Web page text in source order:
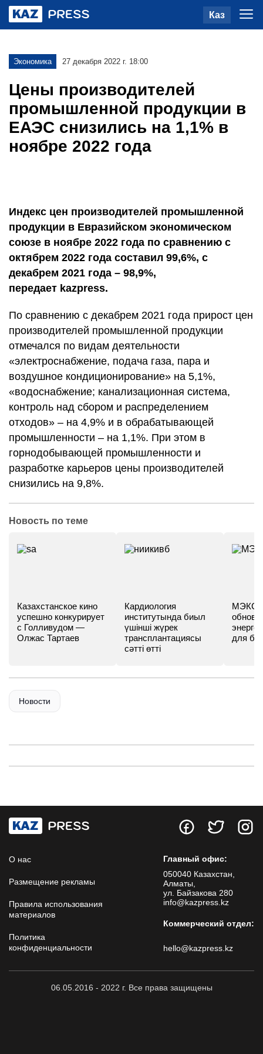
Каз
Экономика 27 декабря 2022 г. 18:00
Цены производителей
промышленной продукции в
ЕАЭС снизились на 1,1% в
ноябре 2022 года
Индекс цен производителей промышленной
продукции в Евразийском экономическом
союзе в ноябре 2022 года по сравнению с
октябрем 2022 года составил 99,6%, с
декабрем 2021 года – 98,9%,
передает kazpress.
По сравнению с декабрем 2021 года прирост цен
производителей промышленной продукции
отмечался по видам деятельности
«электроснабжение, подача газа, пара и
воздушное кондиционирование» на 5,1%,
«водоснабжение; канализационная система,
контроль над сбором и распределением
отходов» – на 4,9% и в обрабатывающей
промышленности – на 1,1%. При этом в
горнодобывающей промышленности и
разработке карьеров цены производителей
снизились на 9,8%.
Новость по теме
Казахстанское кино
успешно конкурирует
с Голливудом —
Олжас Тартаев
Кардиология
институтында биыл
үшінші жүрек
трансплантациясы
сәтті өтті
МЭКС -
для
Новости
О нас
Размещение рекламы
Правила использования
материалов
Политика
конфиденциальности
Главный офис:
050040 Казахстан,
Алматы,
ул. Байзакова 280
info@kazpress.kz
Коммерческий отдел:
hello@kazpress.kz
06.05.2016 - 2022 г. Все права защищены